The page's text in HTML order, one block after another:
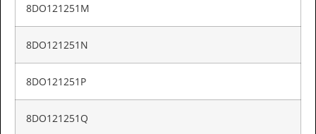
8DO121251M
8DO121251N
8DO121251P
8DO121251Q